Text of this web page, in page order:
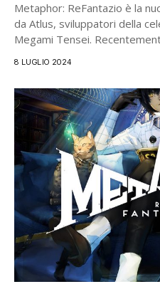
Metaphor: ReFantazio è la
da Atlus, sviluppatori della
Megami Tensei.
8 LUGLIO 2024